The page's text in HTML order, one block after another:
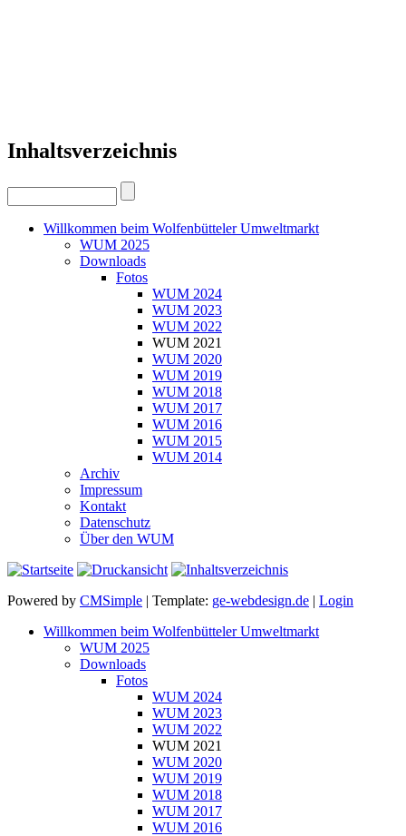
Inhaltsverzeichnis
Willkommen beim Wolfenbütteler Umweltmarkt
WUM 2025
Downloads
Fotos
WUM 2024
WUM 2023
WUM 2022
WUM 2021
WUM 2020
WUM 2019
WUM 2018
WUM 2017
WUM 2016
WUM 2015
WUM 2014
Archiv
Impressum
Kontakt
Datenschutz
Über den WUM
Powered by CMSimple | Template: ge-webdesign.de | Login
Willkommen beim Wolfenbütteler Umweltmarkt
WUM 2025
Downloads
Fotos
WUM 2024
WUM 2023
WUM 2022
WUM 2021
WUM 2020
WUM 2019
WUM 2018
WUM 2017
WUM 2016